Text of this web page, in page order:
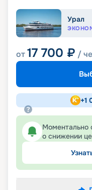
Урал
от17 700 ₽ /
+1
Моментально
о снижении